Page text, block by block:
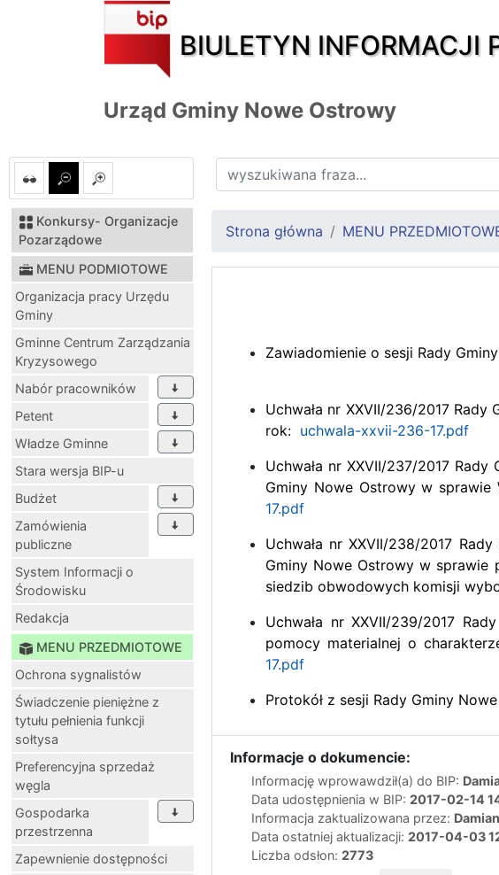
BIULETYN INFORMACJI
Urząd Gminy Nowe Ostrowy
Konkursy- Organizacje
Pozarządowe
MENU PODMIOTOWE
Organizacja pracy Urzędu
Gminy
Gminne Centrum Zarządzania
Kryzysowego
Nabór pracowników
Petent
Władze Gminne
Stara wersja BIP-u
Budżet
Zamówienia
publiczne
System Informacji o
Środowisku
Redakcja
MENU PRZEDMIOTOWE
Ochrona sygnalistów
Świadczenie pieniężne z
tytułu pełnienia funkcji
sołtysa
Preferencyjna sprzedaż
węgla
Gospodarka
przestrzenna
Zapewnienie dostępności
Strona główna MENU
Zawiadomienie o sesji Rady
Uchwała nr XXVII/236/2017
rok: uchwala-xxvii-236-17.pdf
Uchwała nr XXVII/237/2017
Gminy Nowe Ostrowy w sprawie
17.pdf
Uchwała nr XXVII/238/2017
Gminy Nowe Ostrowy w sprawie
siedzib obwodowych komisji
Uchwała nr XXVII/239/2017
pomocy materialnej o
17.pdf
Protokół z sesji Rady Gminy
Informacje o dokumencie:
Informację wprowawdził(a) do BIP:
Data udostępnienia w BIP: 2017-02-14
Informacja zaktualizowana przez:
Data ostatniej aktualizacji: 2017-04-03
Liczba odsłon: 2773